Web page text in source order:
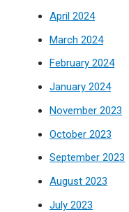
April 2024
March 2024
February 2024
January 2024
November 2023
October 2023
September 2023
August 2023
July 2023